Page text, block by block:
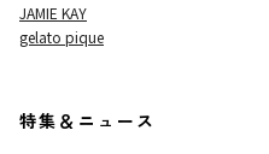
JAMIE KAY
gelato pique
特集＆ニュース